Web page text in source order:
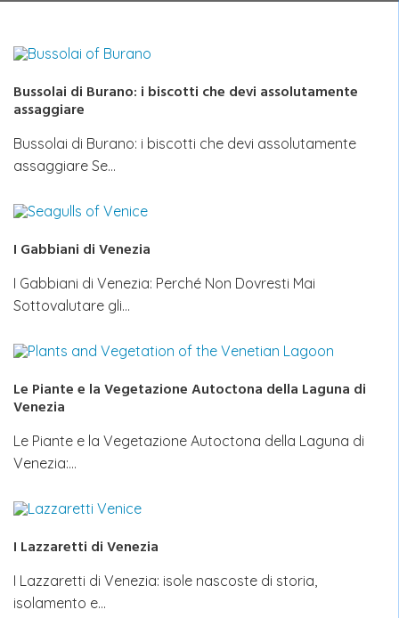
Bussolai di Burano: i biscotti che devi assolutamente
assaggiare
Bussolai di Burano: i biscotti che devi assolutamente
assaggiare Se…
I Gabbiani di Venezia
I Gabbiani di Venezia: Perché Non Dovresti Mai
Sottovalutare gli…
Le Piante e la Vegetazione Autoctona della Laguna di
Venezia
Le Piante e la Vegetazione Autoctona della Laguna di
Venezia:…
I Lazzaretti di Venezia
I Lazzaretti di Venezia: isole nascoste di storia,
isolamento e…